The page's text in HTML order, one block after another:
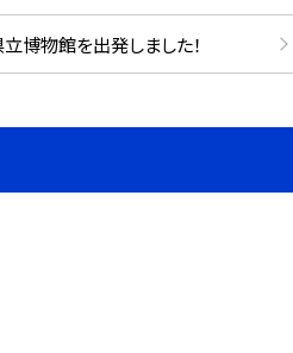
物館を出発しました！